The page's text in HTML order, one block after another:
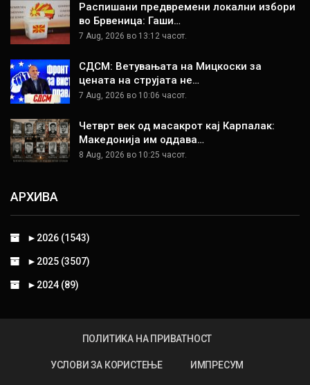
Распишани предвремени локални избори
во Брвеница: Гаши…
7 Aug, 2026 во 13:12 часот.
СДСМ: Ветувањата на Мицкоски за
цената на струјата не…
7 Aug, 2026 во 10:06 часот.
Четврт век од масакрот кај Карпалак:
Македонија им оддава…
8 Aug, 2026 во 10:25 часот.
АРХИВА
► 2026 (1543)
► 2025 (3507)
► 2024 (89)
ПОЛИТИКА НА ПРИВАТНОСТ
УСЛОВИ ЗА КОРИСТЕЊЕ ИМПРЕСУМ